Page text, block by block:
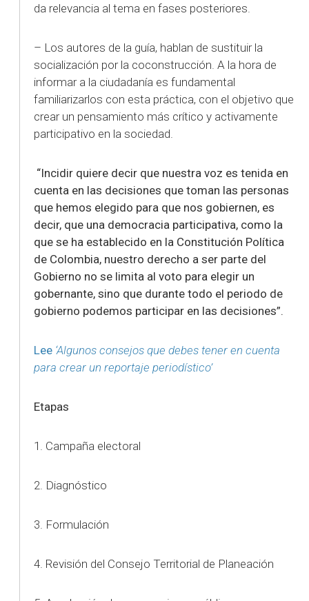
da relevancia al tema en fases posteriores.
– Los autores de la guía, hablan de sustituir la
socialización por la coconstrucción. A la hora de
informar a la ciudadanía es fundamental
familiarizarlos con esta práctica, con el objetivo que
crear un pensamiento más crítico y activamente
participativo en la sociedad.
“Incidir quiere decir que nuestra voz es tenida en
cuenta en las decisiones que toman las personas
que hemos elegido para que nos gobiernen, es
decir, que una democracia participativa, como la
que se ha establecido en la Constitución Política
de Colombia, nuestro derecho a ser parte del
Gobierno no se limita al voto para elegir un
gobernante, sino que durante todo el periodo de
gobierno podemos participar en las decisiones”.
Lee ‘Algunos consejos que debes tener en cuenta
para crear un reportaje periodístico’
Etapas
1. Campaña electoral
2. Diagnóstico
3. Formulación
4. Revisión del Consejo Territorial de Planeación